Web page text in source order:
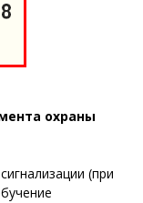
охраны
(при